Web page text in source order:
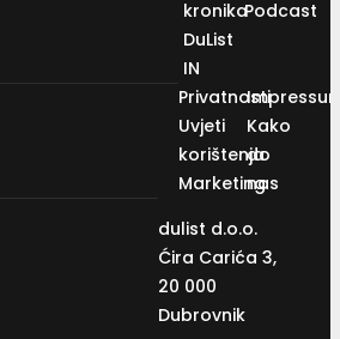
kronika
DuList
IN
Podcast
Privatnosti
Uvjeti
korištenja
Marketing
Kako
do
nas
dulist d.o.o.
Ćira Carića 3,
20 000
Dubrovnik